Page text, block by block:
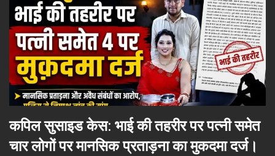
कपिल सुसाइड केस: भाई की तहरीर पर पत्नी समेत
चार लोगों पर मानसिक प्रताड़ना का मुकदमा दर्ज।